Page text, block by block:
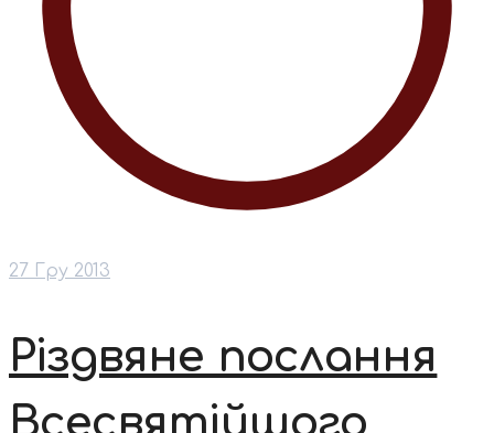
27 Гру 2013
Різдвяне послання
Всесвятійшого